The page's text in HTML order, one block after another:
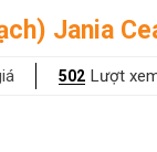
Jania
502 Lượt